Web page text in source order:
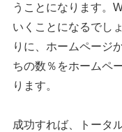
うことになります。
いくことになるでし
りに、ホームページ
ちの数％をホームペ
ります。
成功すれば、トータ